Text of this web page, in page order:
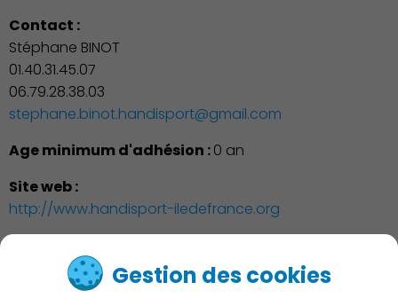
Gestion des cookies
Contact :
Stéphane BINOT
01.40.31.45.07
06.79.28.38.03
stephane.binot.handisport@gmail.com
Age minimum d'adhésion :0 an
Site web :
http://www.handisport-iledefrance.org